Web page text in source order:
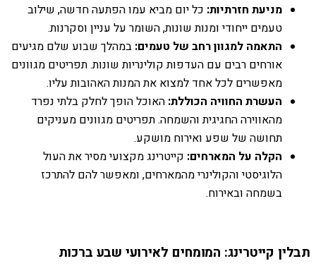
מניעת חזרתיות: כל יום מביא עמו הפתעה חדשה, שילוב
טעמים ייחודי ומנות שונות, השומר על עניין וסקרנות.
התאמה למגוון רחב של טעמים: במהלך שבוע שלם מגיעים
אורחים רבים עם העדפות קולינריות שונות. תפריטים מגוונים
מאפשרים לכל אחד למצוא את המנות האהובות עליו.
העשרת החוויה הכוללת: האוכל הופך לחלק בלתי נפרד
מהאווירה החגיגית והשמחה. תפריטים מגוונים מעניקים
תחושה של שפע ואירוח מושקע.
הקלה על המארחים: קייטרינג מקצועי מסיר את העול
הלוגיסטי והקולינרי מהמארחים, ומאפשר להם להתרכז
בשמחה ובאירוח.
תבלין קייטרינג: המומחים לאירועי שבע ברכות